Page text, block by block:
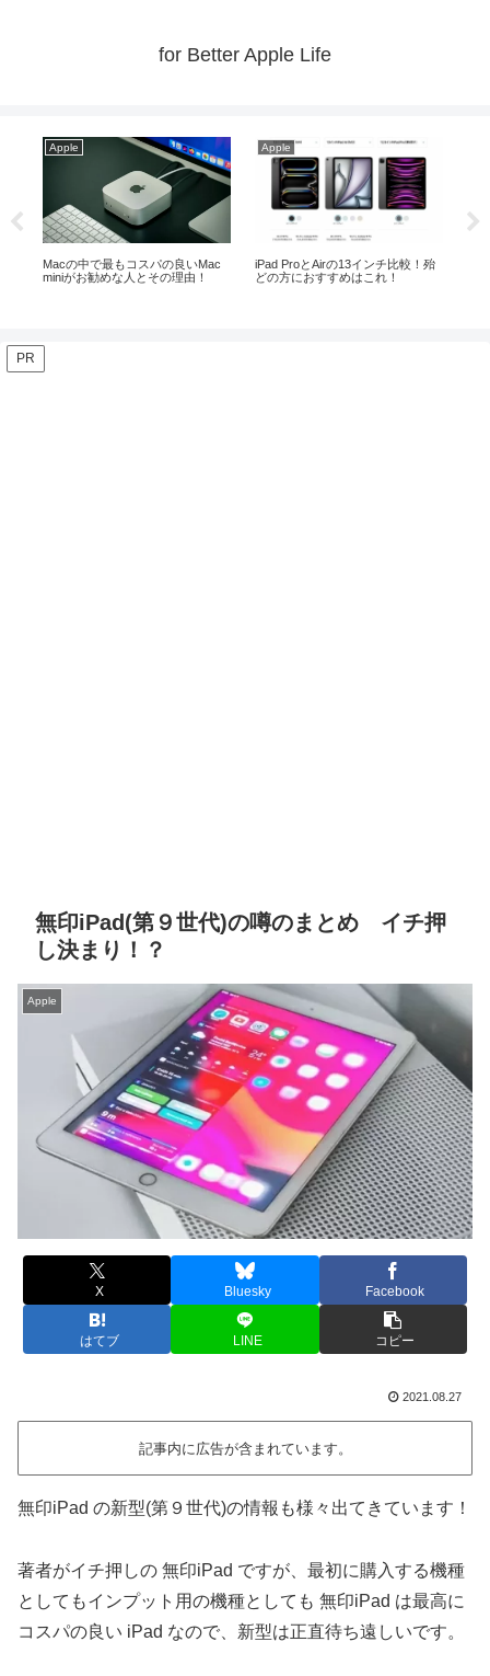
for Better Apple Life
Apple
Macの中で最もコスパの良いMac
miniがお勧めな人とその理由！
Apple
iPad ProとAirの13インチ比較！殆
どの方におすすめはこれ！
PR
無印iPad(第９世代)の噂のまとめ イチ押
し決まり！？
Apple
X Bluesky Facebook
はてブ LINE コピー
2021.08.27
記事内に広告が含まれています。
無印iPad の新型(第９世代)の情報も様々出てきています！
著者がイチ押しの 無印iPad ですが、最初に購入する機種
としてもインプット用の機種としても 無印iPad は最高に
コスパの良い iPad なので、新型は正直待ち遠しいです。